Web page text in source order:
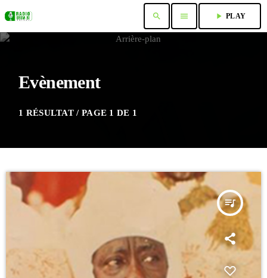
search menu play_arrow PLAY
Evènement
1 RÉSULTAT / PAGE 1 DE 1
queue_music